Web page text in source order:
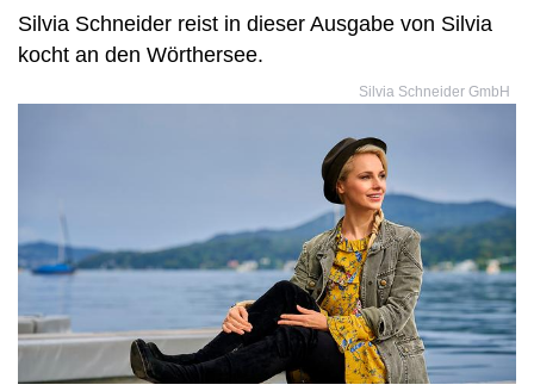
Silvia Schneider reist in dieser Ausgabe von Silvia
kocht an den Wörthersee.
Silvia Schneider GmbH